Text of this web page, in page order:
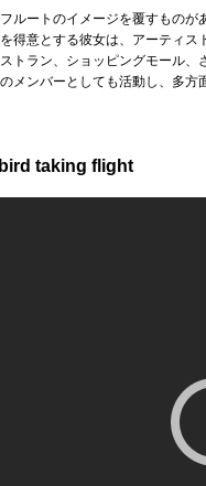
ルートのイメージを覆すものが
得意とする彼女は、アーティス
トラン、ショッピングモール
メンバーとしても活動し、多方
bird taking flight